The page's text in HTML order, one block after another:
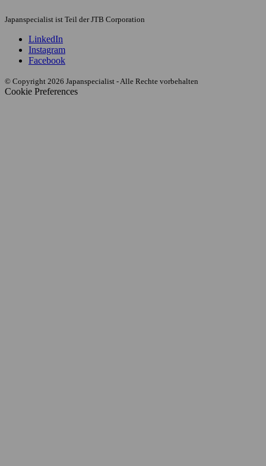
Japanspecialist ist Teil der JTB Corporation
LinkedIn
Instagram
Facebook
© Copyright 2026 Japanspecialist - Alle Rechte vorbehalten
Cookie Preferences